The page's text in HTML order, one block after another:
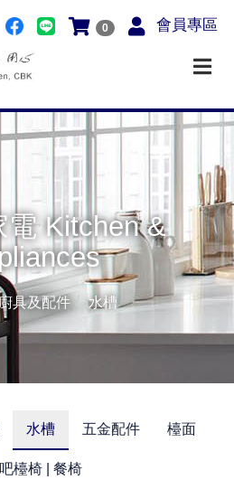
0 會員專區
電 Kitchen &
具及配件 水槽
水槽 五金配件 檯面
吧檯椅 | 餐椅